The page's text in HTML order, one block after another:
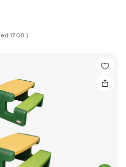
17.08.)